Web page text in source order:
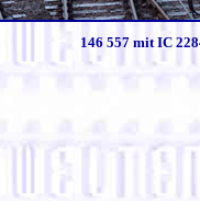
146 557 mit IC